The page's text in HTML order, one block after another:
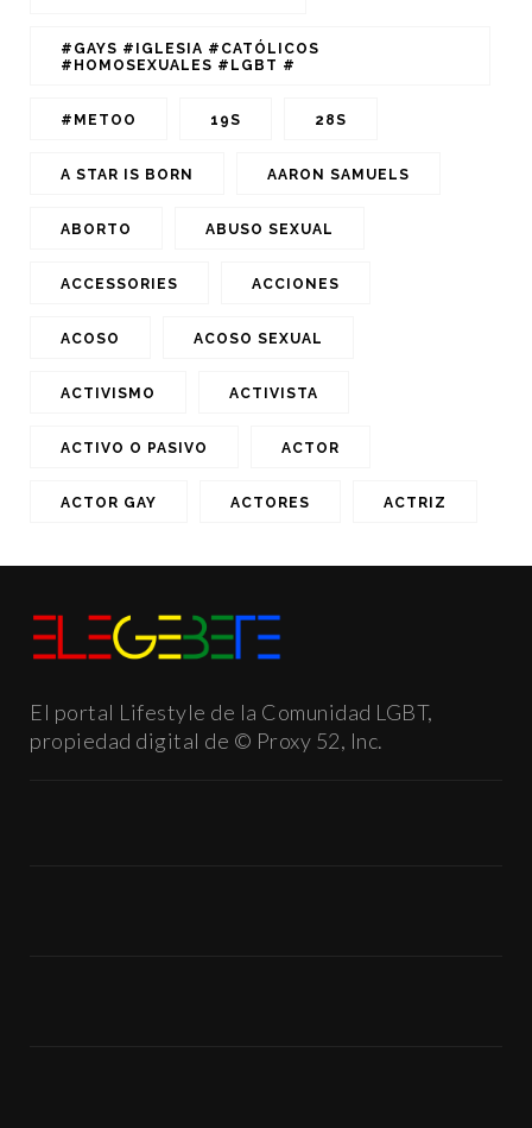
#GAYS #IGLESIA #CATÓLICOS
#HOMOSEXUALES #LGBT #
#METOO 19S 28S
A STAR IS BORN AARON SAMUELS
ABORTO ABUSO SEXUAL
ACCESSORIES ACCIONES
ACOSO ACOSO SEXUAL
ACTIVISMO ACTIVISTA
ACTIVO O PASIVO ACTOR
ACTOR GAY ACTORES ACTRIZ
El portal Lifestyle de la Comunidad LGBT,
propiedad digital de © Proxy 52, Inc.